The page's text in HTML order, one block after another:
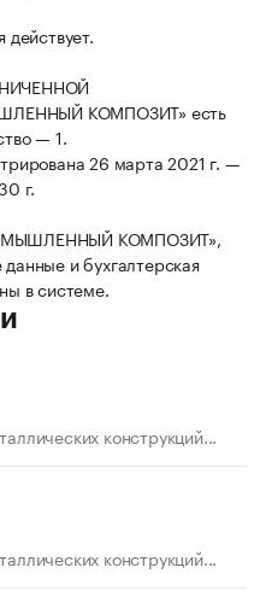
действует.
КОМПОЗИТ» есть
— 1.
26 марта 2021 г. —
г.
КОМПОЗИТ»,
и бухгалтерская
в системе.
конструкций...
конструкций...